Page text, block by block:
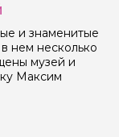
и знаменитые
нем несколько
музей и
Максим